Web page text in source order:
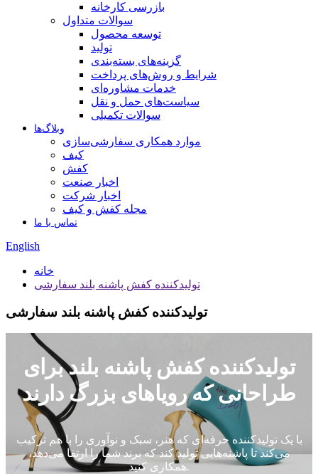
بازرسی کارخانه
سوالات متداول
توسعه محصول
تولید
گزینه‌های بسته‌بندی
شرایط و روش‌های پرداخت
خدمات مشاوره‌ای
سیاست‌های حمل و نقل
سوالات تکمیلی
وبلاگ‌ها
موارد همکاری سفارشی‌سازی
کیف
کفش
اخبار صنعت
اخبار شرکت
مجله کفش و کیف
تماس با ما
English
خانه
تولیدکننده کفش پاشنه بلند سفارشی
تولیدکننده کفش پاشنه بلند سفارشی
تولیدکننده کفش پاشنه بلند برای
طراحانی که رویاهای بزرگ دارند
با یک تولیدکننده حرفه‌ای که هنر، سبک و نوآوری را با هم ترکیب
می‌کند تا پاشنه‌هایی تولید کند که برند شما را ارتقا می‌دهد،
همکاری کنید.